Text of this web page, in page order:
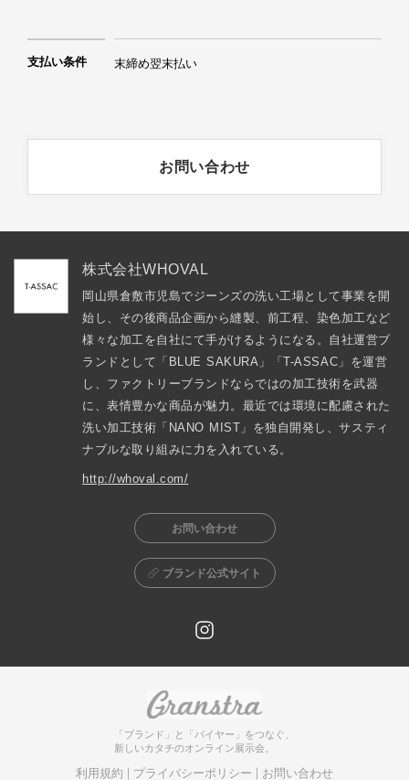
支払い条件 末締め翌末払い
お問い合わせ
株式会社WHOVAL
岡山県倉敷市児島でジーンズの洗い工場として事業を開
始し、その後商品企画から縫製、前工程、染色加工など
様々な加工を自社にて手がけるようになる。自社運営ブ
ランドとして「BLUE SAKURA」「T-ASSAC」を運営
し、ファクトリーブランドならではの加工技術を武器
に、表情豊かな商品が魅力。最近では環境に配慮された
洗い加工技術「NANO MIST」を独自開発し、サスティ
http://whoval.com/
お問い合わせ
ブランド公式サイト
「ブランド」と「バイヤー」をつなぐ、
新しいカタチのオンライン展示会。
利用規約 プライバシーポリシー お問い合わせ